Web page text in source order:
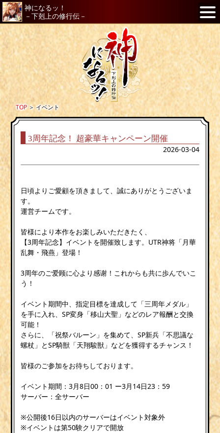
神になるッ！
－下剋上の修行伝－
TOP＞イベント
3周年記念！ 超豪華キャンペーン開催
2026-03-04
日頃よりご愛顧を頂きまして、誠にありがとうございま
す。
運営チームです。
皆様により本作をお楽しみいただきたく、
【3周年記念】イベントを開催致します。UTR神将「月華
乱舞・飛燕」登場！
3周年のご爱顾に心より感谢！これからも共に歩んでいこ
う！
イベント期間中、指定目標を達成して「三周年メダル」
を手に入れ、SP変身「移山大聖」などのレア報酬と交換
可能！
さらに、「祝祭バルーン」を集めて、SP新兵「不思議な
螺杖」とSP騎獣「天翔駿獣」などを獲得するチャンス！
皆様のご参加をお待ちしております。
イベント期間：3月8日00：01 ー3月14日23：59
サーバー：全サーバー
※公開後16日以内のサーバーはイベント対象外
※イベントは第50験クリアで開放